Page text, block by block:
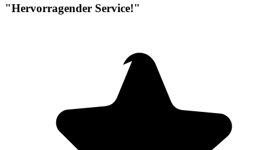
"Hervorragender Service!"